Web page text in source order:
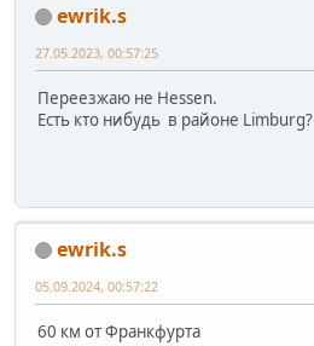
ewrik.s
27.05.2023, 00:57:25
Переезжаю не Hessen.
Есть кто нибудь в районе Limburg?
ewrik.s
05.09.2024, 00:57:22
60 км от Франкфурта